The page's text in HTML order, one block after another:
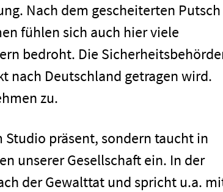
Nach dem gescheiterten Putsch
fühlen sich auch hier viele
bedroht. Die
nach Deutschland getragen wird.
zu.
präsent, sondern taucht in
unserer Gesellschaft ein. In der
der Gewalttat und spricht u.a.